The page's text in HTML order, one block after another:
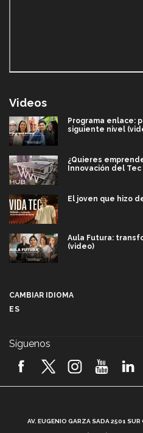
Videos
Programa enlace:
siguiente nivel
¿Quieres
Innovación del Tec
El joven que hizo
Aula Futura:
(video)
2026! (video)
CAMBIAR IDIOMA
ES
Síguenos
AV. EUGENIO GARZA SADA 2501